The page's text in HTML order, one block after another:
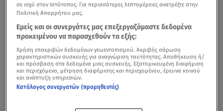
οποία η νηστεία παίζει κεντρικό ρόλο.
Του Γιώργου Θεοχάρη
Στο Άγιον Όρος, η αγιορείτικη κουζίνα έχει διαμορφώσει
έναν πλούσιο κατάλογο από νηστίσιμες συνταγές,
βασισμένες σε απλά και αγνά υλικά. Χωρίς τη χρήση
ψαριού, γαλακτοκομικών ή λαδιού σε ορισμένες ημέρες,
σε ισχύ στον Ιστότοπος. Για περισσότερες λεπτομέρειες ανατρέξτε στην
Πολιτική Απορρήτου μας.
Εμείς και οι συνεργάτες μας επεξεργαζόμαστε δεδομένα
προκειμένου να παρασχεθούν τα εξής:
Χρήση επακριβών δεδομένων γεωεντοπισμού. Ακριβής σάρωση
χαρακτηριστικών συσκευής για αναγνώριση ταυτότητας. Αποθήκευση ή/
και πρόσβαση στα δεδομένα μιας συσκευής. Εξατομικευμένη διαφήμιση
και περιεχόμενο, μέτρηση διαφήμισης και περιεχομένου, έρευνα κοινού
και ανάπτυξη υπηρεσιών.
Κατάλογος συνεργατών (προμηθευτές)